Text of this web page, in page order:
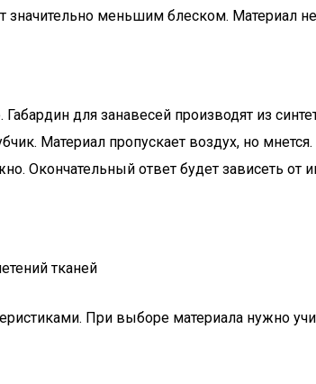
значительно меньшим блеском. Материал
для занавесей производят из
Материал пропускает воздух, но
Окончательный ответ будет зависеть
При выборе материала нужно